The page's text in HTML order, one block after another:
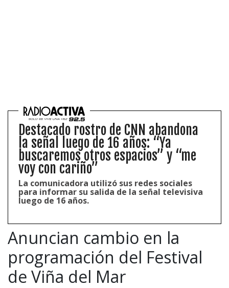
Destacado rostro de CNN abandona
la señal luego de 16 años: “Ya
buscaremos otros espacios” y “me
voy con cariño”
La comunicadora utilizó sus redes sociales
para informar su salida de la señal televisiva
luego de 16 años.
Anuncian cambio en la
programación del Festival
de Viña del Mar